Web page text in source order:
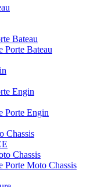
Bateau
Porte Bateau
Engin
Porte Engin
Chassis
Chassis
Porte Moto Chassis